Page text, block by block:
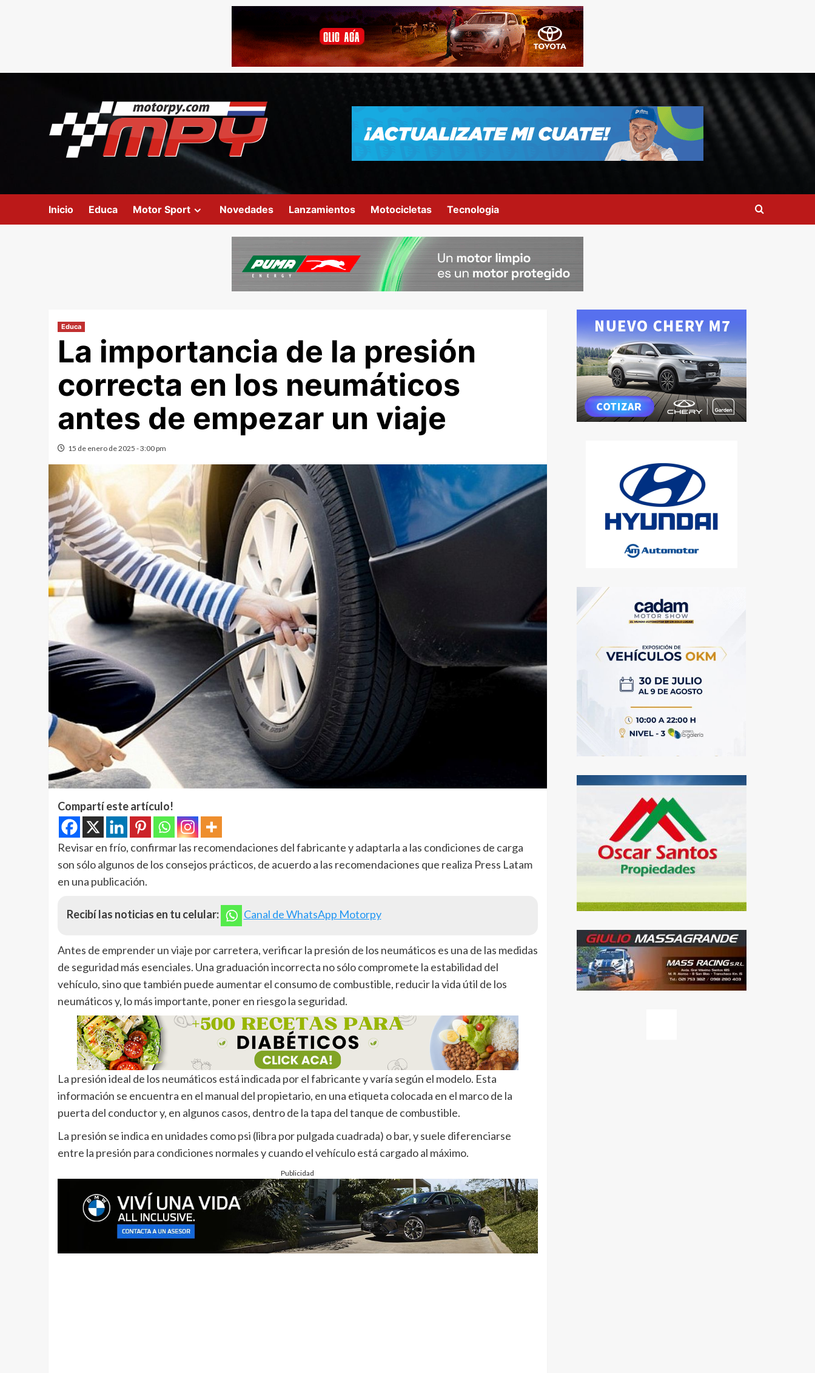
Inicio Educa Motor Sport Novedades Lanzamientos Motocicletas Tecnologia
Educa
La importancia de la presión
correcta en los neumáticos
antes de empezar un viaje
15 de enero de 2025 - 3:00 pm
Compartí este artículo!
Revisar en frío, confirmar las recomendaciones del fabricante y adaptarla a las condiciones de carga
son sólo algunos de los consejos prácticos, de acuerdo a las recomendaciones que realiza Press Latam
en una publicación.
Recibí las noticias en tu celular: Canal de WhatsApp Motorpy
Antes de emprender un viaje por carretera, verificar la presión de los neumáticos es una de las medidas
de seguridad más esenciales. Una graduación incorrecta no sólo compromete la estabilidad del
vehículo, sino que también puede aumentar el consumo de combustible, reducir la vida útil de los
neumáticos y, lo más importante, poner en riesgo la seguridad.
La presión ideal de los neumáticos está indicada por el fabricante y varía según el modelo. Esta
información se encuentra en el manual del propietario, en una etiqueta colocada en el marco de la
puerta del conductor y, en algunos casos, dentro de la tapa del tanque de combustible.
La presión se indica en unidades como psi (libra por pulgada cuadrada) o bar, y suele diferenciarse
entre la presión para condiciones normales y cuando el vehículo está cargado al máximo.
Publicidad